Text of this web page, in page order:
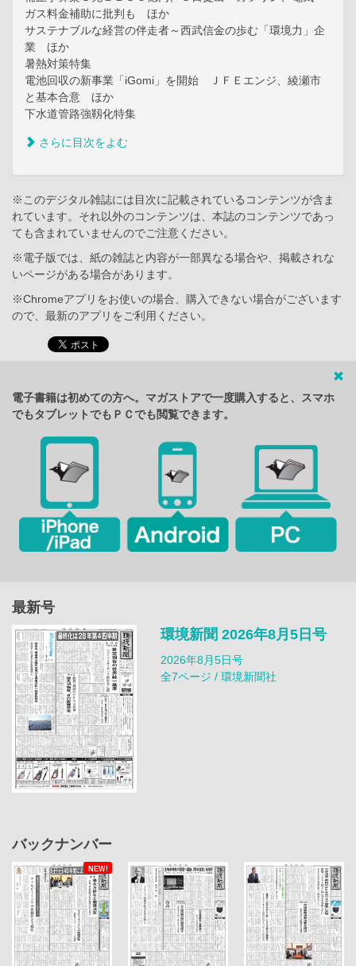
ガス料金補助に批判も ほか
サステナブルな経営の伴走者～西武信金の歩む「環境力」企
業 ほか
暑熱対策特集
電池回収の新事業「iGomi」を開始 ＪＦＥエンジ、綾瀬市
と基本合意 ほか
下水道管路強靱化特集
さらに目次をよむ
※このデジタル雑誌には目次に記載されているコンテンツが含ま
れています。それ以外のコンテンツは、本誌のコンテンツであっ
ても含まれていませんのでご注意ください。
※電子版では、紙の雑誌と内容が一部異なる場合や、掲載されな
いページがある場合があります。
※Chromeアプリをお使いの場合、購入できない場合がございます
ので、最新のアプリをご利用ください。
電子書籍は初めての方へ。マガストアで一度購入すると、スマホ
でもタブレットでもＰＣでも閲覧できます。
最新号
環境新聞 2026年8月5日号
2026年8月5日号
全7ページ / 環境新聞社
バックナンバー
NEW!